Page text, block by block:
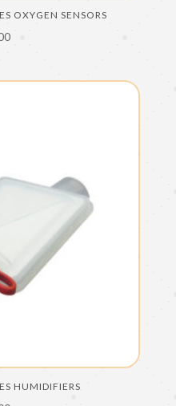
OXYGEN SENSORS
HUMIDIFIERS